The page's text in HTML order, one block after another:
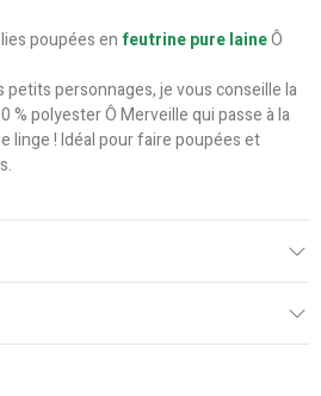
poupées en feutrine pure laineÔ
personnages, je vous conseille la
% polyester Ô Merveille qui passe à la
linge ! Idéal pour faire poupées et